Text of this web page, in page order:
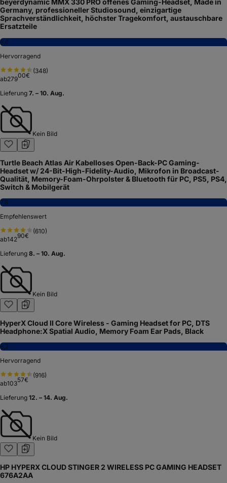
beyerdynamic MMX 330 PRO offenes Gaming-Headset, Made in
Germany, professioneller Studiosound, einzigartige
Sprachverständlichkeit, höchster Tragekomfort, austauschbare
Ersatzteile
8,6
Hervorragend
(348)
ab27900€
Lieferung 7. – 10. Aug.
Kein Bild
Turtle Beach Atlas Air Kabelloses Open-Back-PC Gaming-
Headset w/ 24-Bit-High-Fidelity-Audio, Mikrofon in Broadcast-
Qualität, Memory-Foam-Ohrpolster & Bluetooth für PC, PS5, PS4,
Switch & Mobilgerät
7,8
Empfehlenswert
(610)
ab14290€
Lieferung 8. – 10. Aug.
Kein Bild
HyperX Cloud II Core Wireless - Gaming Headset for PC, DTS
Headphone:X Spatial Audio, Memory Foam Ear Pads, Black
8,2
Hervorragend
(916)
ab10357€
Lieferung 12. – 14. Aug.
Kein Bild
HP HYPERX CLOUD STINGER 2 WIRELESS PC GAMING HEADSET
676A2AA